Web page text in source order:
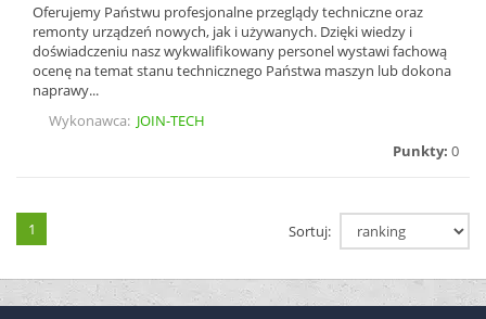
Oferujemy Państwu profesjonalne przeglądy techniczne oraz
remonty urządzeń nowych, jak i używanych. Dzięki wiedzy i
doświadczeniu nasz wykwalifikowany personel wystawi fachową
ocenę na temat stanu technicznego Państwa maszyn lub dokona
naprawy...
Wykonawca: JOIN-TECH
Punkty: 0
1 Sortuj: